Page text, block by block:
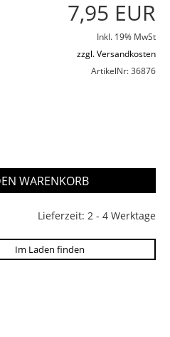
7,95 EUR
Inkl. 19% MwSt
zzgl. Versandkosten
ArtikelNr: 36876
Lieferzeit: 2 - 4 Werktage
Im Laden finden